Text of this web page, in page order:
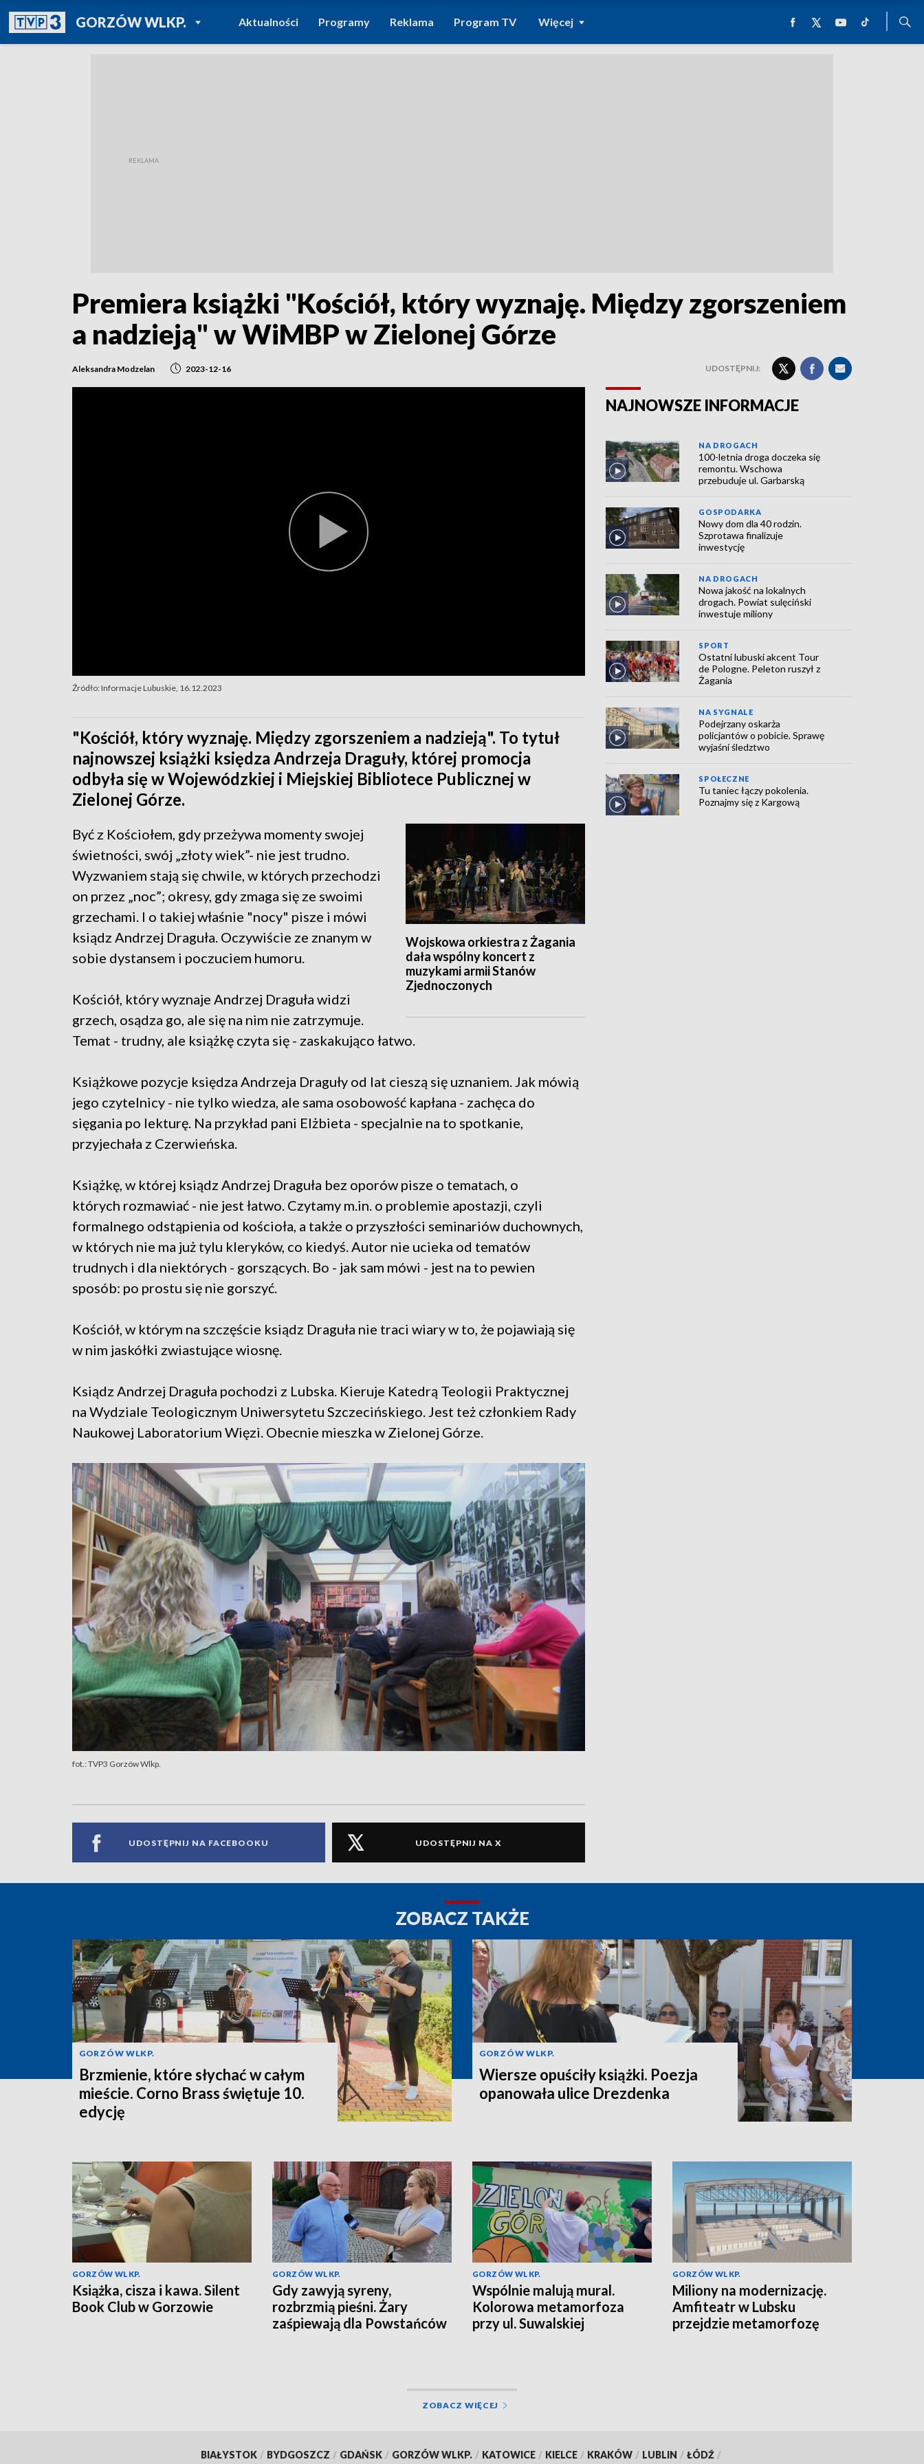
GORZÓW WLKP.POWRÓT DO
TVP REGIONY
Aktualności Programy Reklama Program TV Więcej
Premiera książki "Kościół, który wyznaję. Między zgorszeniem
a nadzieją" w WiMBP w Zielonej Górze
Aleksandra Modzelan 2023-12-16 UDOSTĘPNIJ:
Źródło: Informacje Lubuskie, 16.12.2023
"Kościół, który wyznaję. Między zgorszeniem a nadzieją". To tytuł
najnowszej książki księdza Andrzeja Draguły, której promocja
odbyła się w Wojewódzkiej i Miejskiej Bibliotece Publicznej w
Zielonej Górze.
Wojskowa orkiestra z Żagania
dała wspólny koncert z
muzykami armii Stanów
Zjednoczonych
Być z Kościołem, gdy przeżywa momenty swojej
świetności, swój „złoty wiek”- nie jest trudno.
Wyzwaniem stają się chwile, w których przechodzi
on przez „noc”; okresy, gdy zmaga się ze swoimi
grzechami. I o takiej właśnie "nocy" pisze i mówi
ksiądz Andrzej Draguła. Oczywiście ze znanym w
sobie dystansem i poczuciem humoru.
Kościół, który wyznaje Andrzej Draguła widzi
grzech, osądza go, ale się na nim nie zatrzymuje.
Temat - trudny, ale książkę czyta się - zaskakująco łatwo.
Książkowe pozycje księdza Andrzeja Draguły od lat cieszą się uznaniem. Jak mówią
jego czytelnicy - nie tylko wiedza, ale sama osobowość kapłana - zachęca do
sięgania po lekturę. Na przykład pani Elżbieta - specjalnie na to spotkanie,
przyjechała z Czerwieńska.
Książkę, w której ksiądz Andrzej Draguła bez oporów pisze o tematach, o
których rozmawiać - nie jest łatwo. Czytamy m.in. o problemie apostazji, czyli
formalnego odstąpienia od kościoła, a także o przyszłości seminariów duchownych,
w których nie ma już tylu kleryków, co kiedyś. Autor nie ucieka od tematów
trudnych i dla niektórych - gorszących. Bo - jak sam mówi - jest na to pewien
sposób: po prostu się nie gorszyć.
Kościół, w którym na szczęście ksiądz Draguła nie traci wiary w to, że pojawiają się
w nim jaskółki zwiastujące wiosnę.
Ksiądz Andrzej Draguła pochodzi z Lubska. Kieruje Katedrą Teologii Praktycznej
na Wydziale Teologicznym Uniwersytetu Szczecińskiego. Jest też członkiem Rady
Naukowej Laboratorium Więzi. Obecnie mieszka w Zielonej Górze.
fot.: TVP3 Gorzów Wlkp.
UDOSTĘPNIJ NA FACEBOOKU UDOSTĘPNIJ NA X
NAJNOWSZE INFORMACJE
NA DROGACH
100-letnia droga doczeka się
remontu. Wschowa
przebuduje ul. Garbarską
GOSPODARKA
Nowy dom dla 40 rodzin.
Szprotawa finalizuje
inwestycję
NA DROGACH
Nowa jakość na lokalnych
drogach. Powiat sulęciński
inwestuje miliony
SPORT
Ostatni lubuski akcent Tour
de Pologne. Peleton ruszył z
Żagania
NA SYGNALE
Podejrzany oskarża
policjantów o pobicie. Sprawę
wyjaśni śledztwo
SPOŁECZNE
Tu taniec łączy pokolenia.
Poznajmy się z Kargową
ZOBACZ TAKŻE
GORZÓW WLKP.
Brzmienie, które słychać w całym
mieście. Corno Brass świętuje 10.
edycję
GORZÓW WLKP.
Wiersze opuściły książki. Poezja
opanowała ulice Drezdenka
GORZÓW WLKP.
Książka, cisza i kawa. Silent
Book Club w Gorzowie
GORZÓW WLKP.
Gdy zawyją syreny,
rozbrzmią pieśni. Żary
zaśpiewają dla Powstańców
GORZÓW WLKP.
Wspólnie malują mural.
Kolorowa metamorfoza
przy ul. Suwalskiej
GORZÓW WLKP.
Miliony na modernizację.
Amfiteatr w Lubsku
przejdzie metamorfozę
ZOBACZ WIĘCEJ
BIAŁYSTOK / BYDGOSZCZ / GDAŃSK / GORZÓW WLKP. / KATOWICE / KIELCE / KRAKÓW / LUBLIN / ŁÓDŹ /